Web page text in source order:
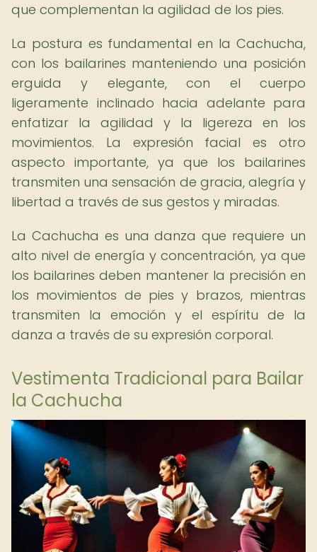
que complementan la agilidad de los pies.
La postura es fundamental en la Cachucha,
con los bailarines manteniendo una posición
erguida y elegante, con el cuerpo
ligeramente inclinado hacia adelante para
enfatizar la agilidad y la ligereza en los
movimientos. La expresión facial es otro
aspecto importante, ya que los bailarines
transmiten una sensación de gracia, alegría y
libertad a través de sus gestos y miradas.
La Cachucha es una danza que requiere un
alto nivel de energía y concentración, ya que
los bailarines deben mantener la precisión en
los movimientos de pies y brazos, mientras
transmiten la emoción y el espíritu de la
danza a través de su expresión corporal.
Vestimenta Tradicional para Bailar
la Cachucha